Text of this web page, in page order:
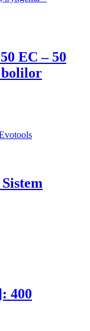
EC – 50
bolilor
400